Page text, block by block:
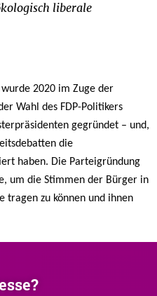
liberale
2020 im Zuge der
Wahl des FDP-Politikers
gegründet – und,
die
haben. Die Parteigründung
um die Stimmen der Bürger in
tragen zu können und ihnen